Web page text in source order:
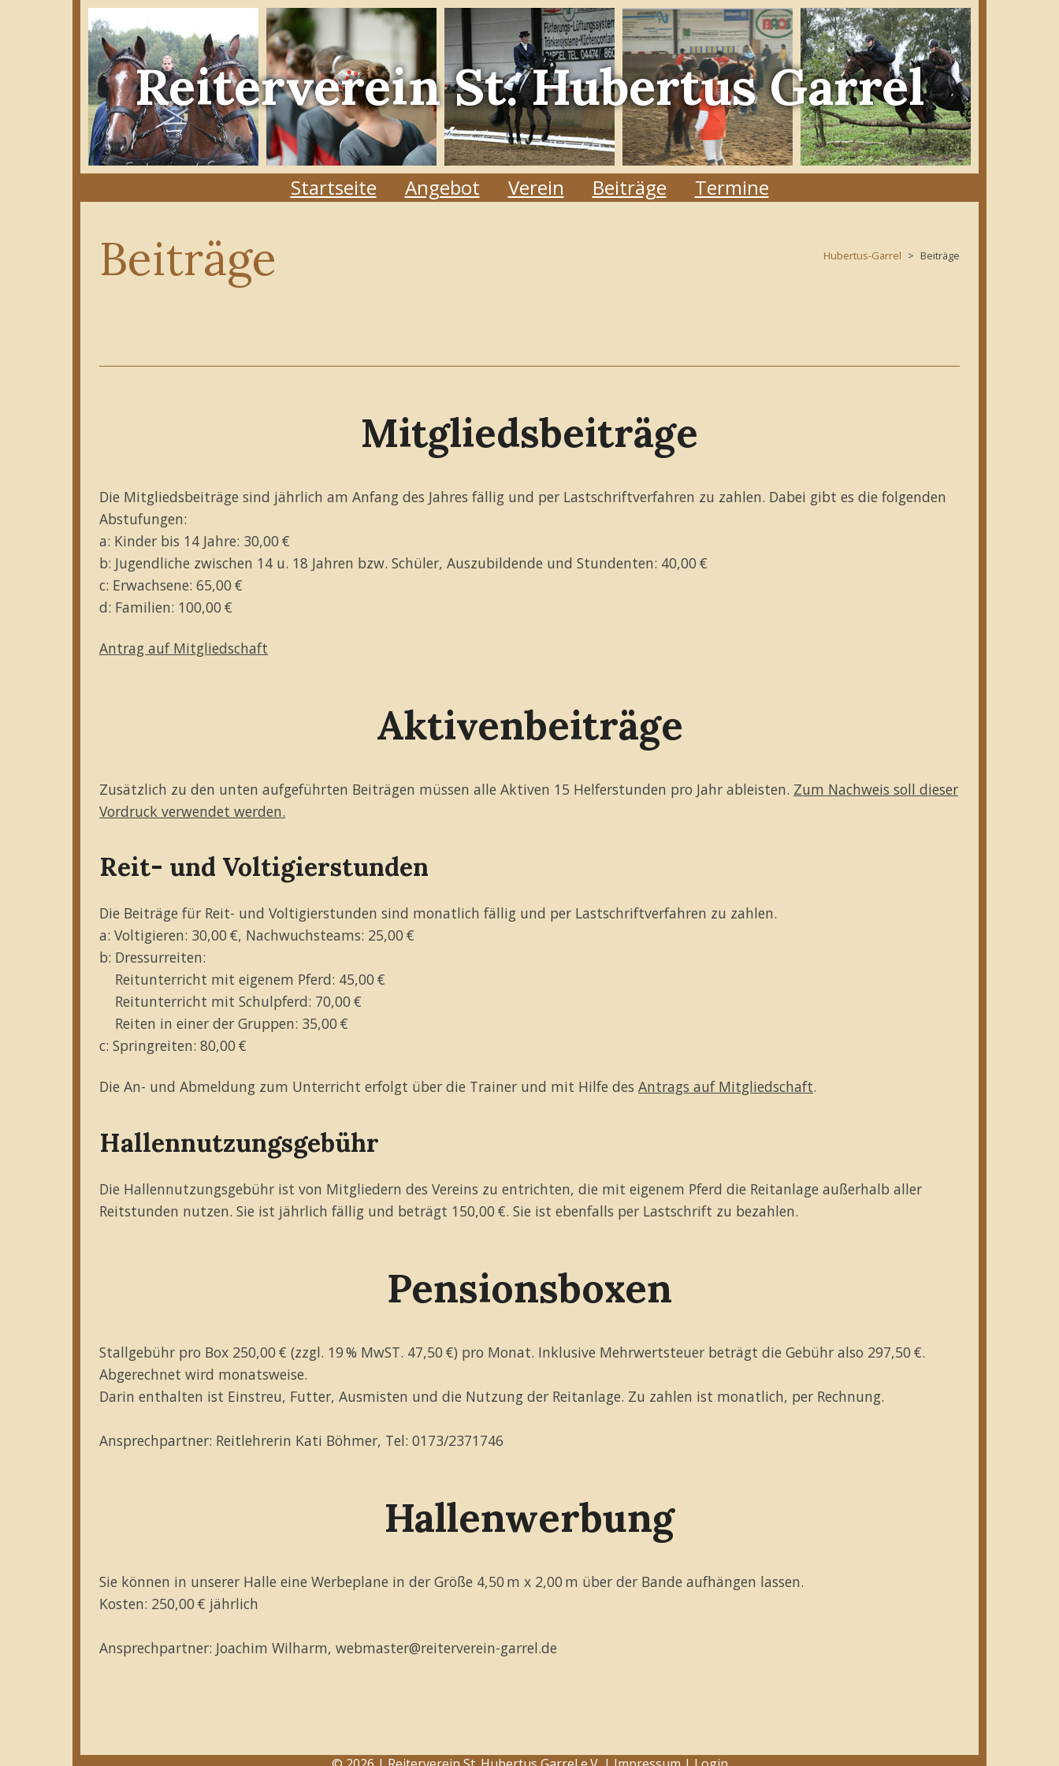
ReitervereinSt. Hubertus Garrel
Startseite Angebot Verein Beiträge Termine
Beiträge Hubertus-Garrel Beiträge
Mitgliedsbeiträge
Die Mitgliedsbeiträge sind jährlich am Anfang des Jahres fällig und per Lastschriftverfahren zu zahlen. Dabei gibt es die folgenden
Abstufungen:
a: Kinder bis 14 Jahre: 30,00 €
b: Jugendliche zwischen 14 u. 18 Jahren bzw. Schüler, Auszubildende und Stundenten: 40,00 €
c: Erwachsene: 65,00 €
d: Familien: 100,00 €
Antrag auf Mitgliedschaft
Aktivenbeiträge
Zusätzlich zu den unten aufgeführten Beiträgen müssen alle Aktiven 15 Helferstunden pro Jahr ableisten. Zum Nachweis soll dieser
Vordruck verwendet werden.
Reit- und Voltigierstunden
Die Beiträge für Reit- und Voltigierstunden sind monatlich fällig und per Lastschriftverfahren zu zahlen.
a: Voltigieren: 30,00 €, Nachwuchsteams: 25,00 €
b: Dressurreiten:
Reitunterricht mit eigenem Pferd: 45,00 €
Reitunterricht mit Schulpferd: 70,00 €
Reiten in einer der Gruppen: 35,00 €
c: Springreiten: 80,00 €
Die An- und Abmeldung zum Unterricht erfolgt über die Trainer und mit Hilfe des Antrags auf Mitgliedschaft.
Hallennutzungsgebühr
Die Hallennutzungsgebühr ist von Mitgliedern des Vereins zu entrichten, die mit eigenem Pferd die Reitanlage außerhalb aller
Reitstunden nutzen. Sie ist jährlich fällig und beträgt 150,00 €. Sie ist ebenfalls per Lastschrift zu bezahlen.
Pensionsboxen
Stallgebühr pro Box 250,00 € (zzgl. 19 % MwST. 47,50 €) pro Monat. Inklusive Mehrwertsteuer beträgt die Gebühr also 297,50 €.
Abgerechnet wird monatsweise.
Darin enthalten ist Einstreu, Futter, Ausmisten und die Nutzung der Reitanlage. Zu zahlen ist monatlich, per Rechnung.
Ansprechpartner: Reitlehrerin Kati Böhmer, Tel: 0173/2371746
Hallenwerbung
Sie können in unserer Halle eine Werbeplane in der Größe 4,50 m x 2,00 m über der Bande aufhängen lassen.
Kosten: 250,00 € jährlich
Ansprechpartner: Joachim Wilharm, webmaster@reiterverein-garrel.de